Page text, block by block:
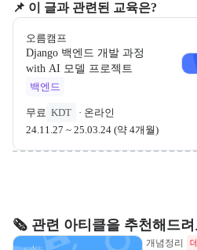
📌 이 글과 관련된 교육은?
오름캠프
Django 백엔드 개발 과정
with AI 모델 프로젝트
백엔드
무료 KDT · 온라인
24.11.27 ~ 25.03.24 (약 4개월)
🗞️ 관련 아티클을 추천해드려
개념정리